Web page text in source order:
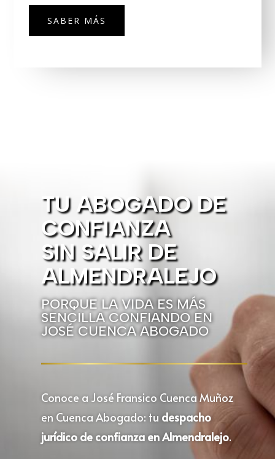
SABER MÁS
TU ABOGADO DE
CONFIANZA
SIN SALIR DE
ALMENDRALEJO
PORQUE LA VIDA ES MÁS
SENCILLA CONFIANDO EN
JOSÉ CUENCA ABOGADO
Conoce a José Fransico Cuenca Muñoz
en Cuenca Abogado: tu despacho
jurídico de confianza en Almendralejo.